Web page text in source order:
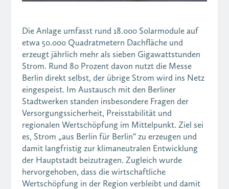
Die Anlage umfasst rund 18.000 Solarmodule auf
etwa 50.000 Quadratmetern Dachfläche und
erzeugt jährlich mehr als sieben Gigawattstunden
Strom. Rund 80 Prozent davon nutzt die Messe
Berlin direkt selbst, der übrige Strom wird ins Netz
eingespeist. Im Austausch mit den Berliner
Stadtwerken standen insbesondere Fragen der
Versorgungssicherheit, Preisstabilität und
regionalen Wertschöpfung im Mittelpunkt. Ziel sei
es, Strom „aus Berlin für Berlin“ zu erzeugen und
damit langfristig zur klimaneutralen Entwicklung
der Hauptstadt beizutragen. Zugleich wurde
hervorgehoben, dass die wirtschaftliche
Wertschöpfung in der Region verbleibt und damit